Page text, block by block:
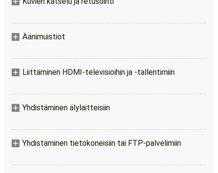
Äänimuistiot
Liittäminen HDMI-televisioihin ja -tallentimiin
Yhdistäminen älylaitteisiin
Yhdistäminen tietokoneisiin tai FTP-palvelimiin